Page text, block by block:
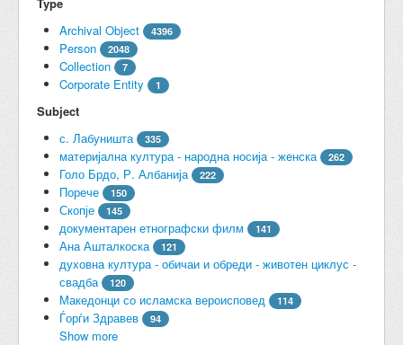
Subjects
Names
Classifications
Archival Object
4396
Person 2048
Collection 7
Corporate Entity 1
Subject
с. Лабуништа
335
материјална култура - народна носија - женска 262
Голо Брдо, Р. Албанија 222
Порече 150
Скопје 145
документарен етнографски филм 141
Ана Ашталкоска 121
духовна култура - обичаи и обреди - животен циклус -
свадба
120
Македонци со исламска вероисповед 114
Ѓорѓи Здравев 94
Show more